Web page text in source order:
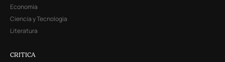
Economía
Ciencia y Tecnología
Literatura
CRITICA